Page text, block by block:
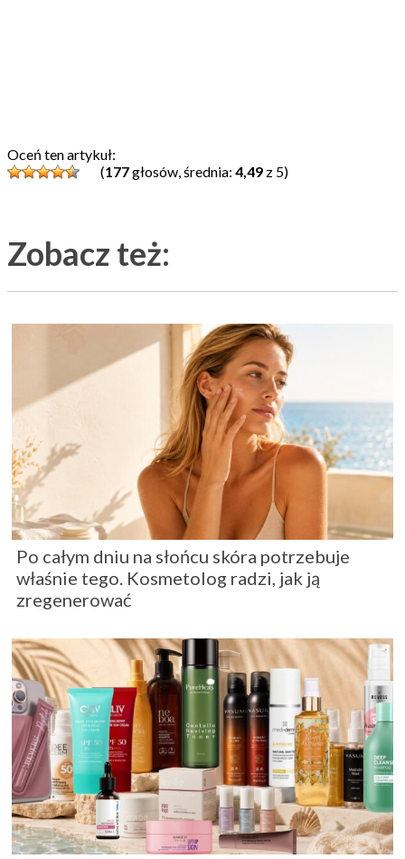
Oceń ten artykuł:
(177głosów, średnia: 4,49 z 5)
Zobacz też:
Po całym dniu na słońcu skóra potrzebuje
właśnie tego. Kosmetolog radzi, jak ją
zregenerować